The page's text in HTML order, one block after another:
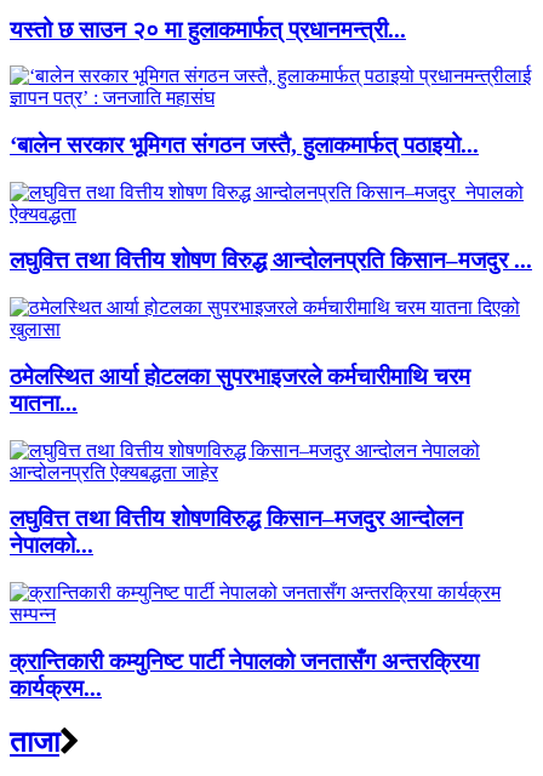
यस्तो छ साउन २० मा हुलाकमार्फत् प्रधानमन्त्री...
‘बालेन सरकार भूमिगत संगठन जस्तै, हुलाकमार्फत् पठाइयो...
लघुवित्त तथा वित्तीय शोषण विरुद्ध आन्दोलनप्रति किसान–मजदुर ...
ठमेलस्थित आर्या होटलका सुपरभाइजरले कर्मचारीमाथि चरम
यातना...
लघुवित्त तथा वित्तीय शोषणविरुद्ध किसान–मजदुर आन्दोलन
नेपालको...
क्रान्तिकारी कम्युनिष्ट पार्टी नेपालको जनतासँग अन्तरक्रिया
कार्यक्रम...
ताजा